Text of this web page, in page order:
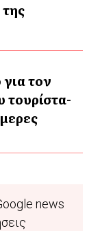
τον
τουρίστα-
news